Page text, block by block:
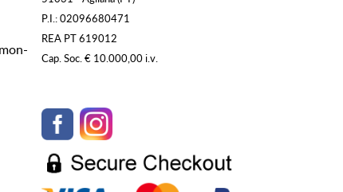
P.I.: 02096680471
REA PT 619012
Cap. Soc. € 10.000,00 i.v.